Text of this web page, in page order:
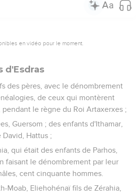
en vidéo pour le moment.
d'Esdras
des pères, avec le dénombrement
de ceux qui montèrent
le règne du Roi Artaxerxes ;
Guersom ; des enfants d'Ithamar,
David, Hattus ;
qui était des enfants de Parhos,
faisant le dénombrement par leur
cent cinquante hommes.
Moab, Eliehohénaï fils de Zérahia,